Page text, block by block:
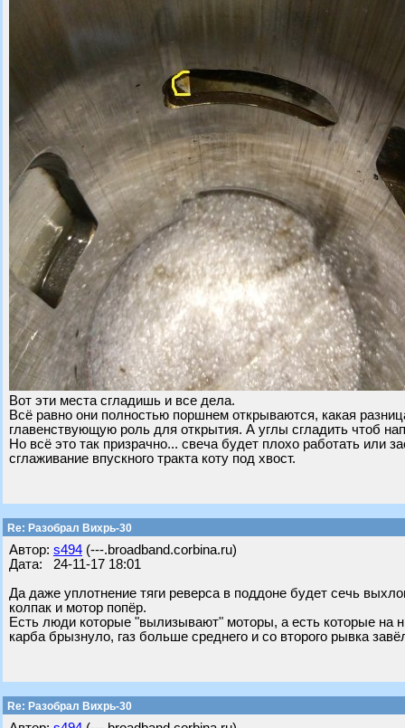
Вот эти места сгладишь и все дела.
Всё равно они полностью поршнем открываются, какая
главенствующую роль для открытия. А углы сгладить чтоб
Но всё это так призрачно... свеча будет плохо работать или
сглаживание впускного тракта коту под хвост.
Re: Разобрал Вихрь-30
Автор: s494 (---.broadband.corbina.ru)
Дата: 24-11-17 18:01
Да даже уплотнение тяги реверса в поддоне будет сечь
колпак и мотор попёр.
Есть люди которые "вылизывают" моторы, а есть которые на
карба брызнуло, газ больше среднего и со второго рывка
Re: Разобрал Вихрь-30